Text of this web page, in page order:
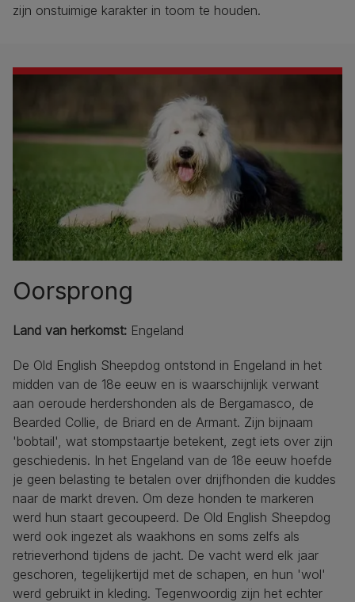
zijn onstuimige karakter in toom te houden.
Oorsprong
Land van herkomst: Engeland
De Old English Sheepdog ontstond in Engeland in het
midden van de 18e eeuw en is waarschijnlijk verwant
aan oeroude herdershonden als de Bergamasco, de
Bearded Collie, de Briard en de Armant. Zijn bijnaam
'bobtail', wat stompstaartje betekent, zegt iets over zijn
geschiedenis. In het Engeland van de 18e eeuw hoefde
je geen belasting te betalen over drijfhonden die kuddes
naar de markt dreven. Om deze honden te markeren
werd hun staart gecoupeerd. De Old English Sheepdog
werd ook ingezet als waakhons en soms zelfs als
retrieverhond tijdens de jacht. De vacht werd elk jaar
geschoren, tegelijkertijd met de schapen, en hun 'wol'
werd gebruikt in kleding. Tegenwoordig zijn het echter